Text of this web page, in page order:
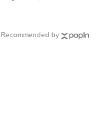
Recommended by